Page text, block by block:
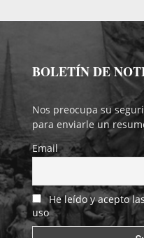
BOLETÍN DE
Nos preocupa su
para enviarle un
Email
He leído y acepto
uso